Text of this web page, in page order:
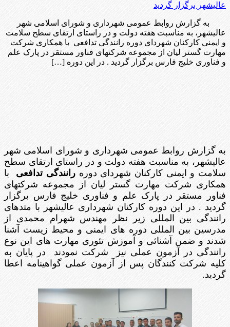
عالیشهر برگزار گردید
به گزارش روابط عمومی شهرداری و شورای اسلامی شهر
عالیشهر، به مناسبت هفته دولت و در راستای ارتقای سطح سلامت
و ایمنی کارکنان شهردای دوره رانندگی تدافعی با همکاری شرکت
مهارت گستر لیان از مجموعه شرکتهای فناور مستقر در پارک علم
و فناوری خلیج فارس برگزار گردید . در این دوره […]
به گزارش روابط عمومی شهرداری و شورای اسلامی شهر
عالیشهر، به مناسبت هفته دولت و در راستای ارتقای سطح
سلامت و ایمنی کارکنان شهردای دوره رانندگی تدافعی
با
همکاری شرکت مهارت گستر لیان از مجموعه شرکتهای
فناور مستقر در پارک علم و فناوری خلیج فارس برگزار
گردید . در این دوره کارکنان شهرداری عالیشهر با متدهای
رانندگی بین المللی زیر نظر مهندس شهرام محمدی از
مدرسین بین المللی دوره های ایمنی و محیط زیست آشنا
شدند و ضمن آشنائی و آموزش تئوری مهارت های این نوع
رانندگی در آزمون عملی نیز شرکت نمودند در پایان به
کلیه شرکت کنندگان پس از آزمون عملی گواهینامه اعطا
گردید.